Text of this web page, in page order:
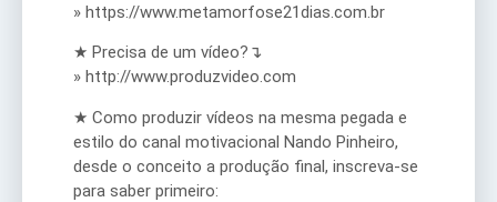
» https://www.metamorfose21dias.com.br
★ Precisa de um vídeo?↴
» http://www.produzvideo.com
★ Como produzir vídeos na mesma pegada e
estilo do canal motivacional Nando Pinheiro,
desde o conceito a produção final, inscreva-se
para saber primeiro: